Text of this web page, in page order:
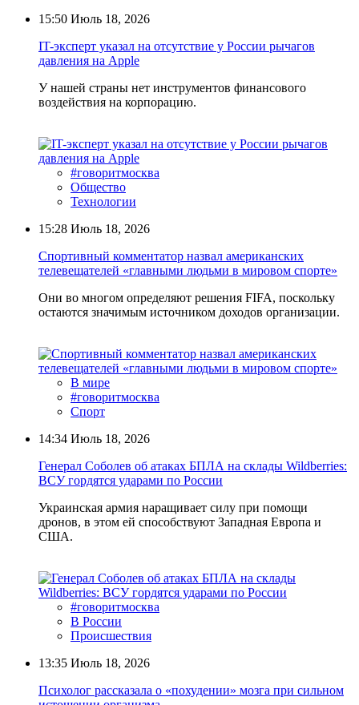
15:50 Июль 18, 2026
IT-эксперт указал на отсутствие у России рычагов
давления на Apple
У нашей страны нет инструментов финансового
воздействия на корпорацию.
#говоритмосква
Общество
Технологии
15:28 Июль 18, 2026
Спортивный комментатор назвал американских
телевещателей «главными людьми в мировом спорте»
Они во многом определяют решения FIFA, поскольку
остаются значимым источником доходов организации.
В мире
#говоритмосква
Спорт
14:34 Июль 18, 2026
Генерал Соболев об атаках БПЛА на склады Wildberries:
ВСУ гордятся ударами по России
Украинская армия наращивает силу при помощи
дронов, в этом ей способствуют Западная Европа и
США.
#говоритмосква
В России
Происшествия
13:35 Июль 18, 2026
Психолог рассказала о «похудении» мозга при сильном